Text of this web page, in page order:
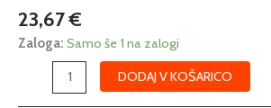
23,67€
Zaloga: Samo še 1 na zalogi
DODAJ V KOŠARICO